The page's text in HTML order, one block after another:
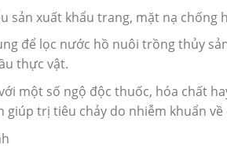
sản xuất khẩu trang, mặt nạ chống
để lọc nước hồ nuôi trồng thủy
thực vật.
một số ngộ độc thuốc, hóa chất
trị tiêu chảy do nhiễm khuẩn